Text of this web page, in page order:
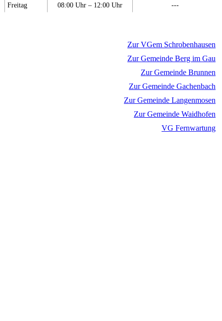
Freitag 08:00 Uhr – 12:00 Uhr ---
Zur VGem Schrobenhausen
Zur Gemeinde Berg im Gau
Zur Gemeinde Brunnen
Zur Gemeinde Gachenbach
Zur Gemeinde Langenmosen
Zur Gemeinde Waidhofen
VG Fernwartung